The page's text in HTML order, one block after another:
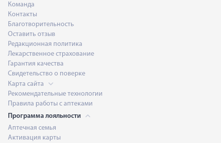
Команда
Контакты
Благотворительность
Оставить отзыв
Редакционная политика
Лекарственное страхование
Гарантия качества
Свидетельство о поверке
Карта сайта
Рекомендательные технологии
Правила работы с аптеками
Программа лояльности
Аптечная семья
Активация карты